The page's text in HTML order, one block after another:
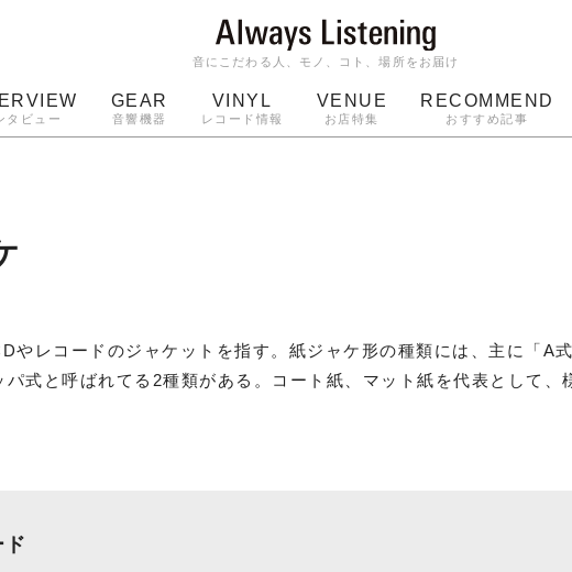
音にこだわる人、モノ、コト、場所をお届け
タビュー
GEAR
音響機器
VINYL
レコード情報
VENUE
お店特集
RECOMMEND
おすすめ記事
やレコードのジャケットを指す。紙ジャケ形の種類には、主に「A
パ式と呼ばれてる2種類がある。コート紙、マット紙を代表として、
ド